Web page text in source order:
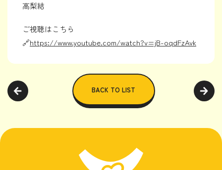
高梨結
ご視聴はこちら
🔗https://www.youtube.com/watch?v=jB-oqdFzAvk
BACK TO LIST